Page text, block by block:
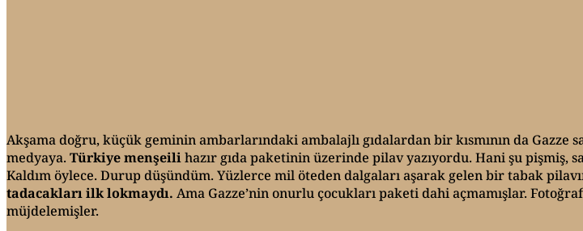
Akşama doğru, küçük geminin ambarlarındaki ambalajlı gıdalardan bir kısmının da Gazze
medyaya. Türkiye menşeilihazır gıda paketinin üzerinde pilav yazıyordu. Hani şu pişmiş,
Kaldım öylece. Durup düşündüm. Yüzlerce mil öteden dalgaları aşarak gelen bir tabak
tadacakları ilk lokmaydı. Ama Gazze’nin onurlu çocukları paketi dahi açmamışlar.
müjdelemişler.